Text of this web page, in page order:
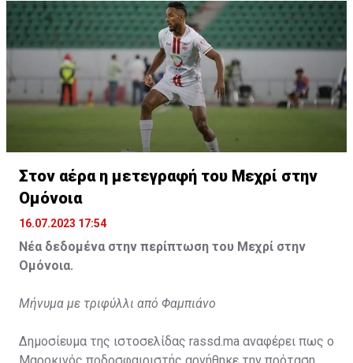
Στον αέρα η μετεγραφή του Μεχρί στην
Ομόνοια
16.07.2023 17:54
Νέα δεδομένα στην περίπτωση του Μεχρί στην
Ομόνοια.
Μήνυμα με τριφύλλι από Φαμπιάνο
Δημοσίευμα της ιστοσελίδας rassd.ma αναφέρει πως ο
Μαροκινός ποδοσφαιριστής αρνήθηκε την πρόταση